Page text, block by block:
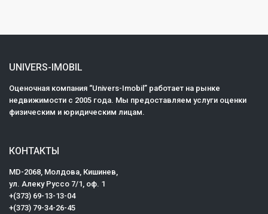
UNIVERS-IMOBIL
Оценочная компания “Univers-Imobil” работает на рынке
недвижимости с 2005 года. Мы предоставляем услуги оценки
физическим и юридическим лицам.
КОНТАКТЫ
MD-2068, Mолдова, Кишинев,
ул. Алеку Руссо 7/1, оф. 1
+(373) 69-13-13-04
+(373) 79-34-26-45